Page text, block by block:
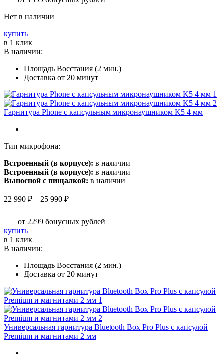
22
990 ₽.
Нет в наличии
купить
в 1 клик
В наличии:
Площадь Восстания (2 мин.)
Доставка от 20 минут
Гарнитура Phone с капсульным микронаушником K5 4 мм
Тип микрофона:
Встроенный (в корпусе): в наличии
Встроенный (в корпусе): в наличии
Выносной с пищалкой: в наличии
22 990 ₽ – 25 990 ₽Диапазон
990 ₽
от 2299 бонусных рублей
купитьЭтот
товар
имеет
вариаций.
Опции
выбрать
на
странице
товара.
в 1 клик
В наличии:
Площадь Восстания (2 мин.)
Доставка от 20 минут
Универсальная гарнитура Bluetooth Box Pro Plus c капсулой
Premium и магнитами 2 мм